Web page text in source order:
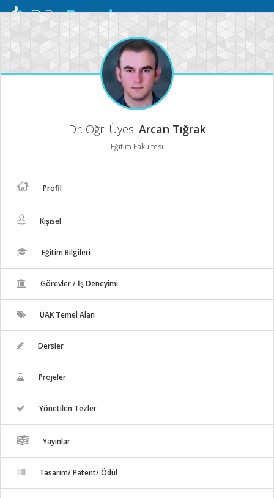
Mobil
Dr. Öğr. Üyesi Arcan Tığrak
Eğitim Fakültesi
Profil
Kişisel
Eğitim Bilgileri
Görevler / İş Deneyimi
ÜAK Temel Alan
Dersler
Projeler
Yönetilen Tezler
Yayınlar
Tasarım/ Patent/ Ödül